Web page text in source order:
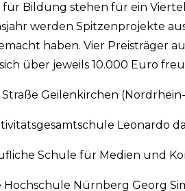
für Bildung stehen für ein
werden Spitzenprojekte
haben. Vier Preisträger
über jeweils 10.000 Euro
Geilenkirchen
Leonardo
Schule für Medien und
Hochschule Nürnberg Georg